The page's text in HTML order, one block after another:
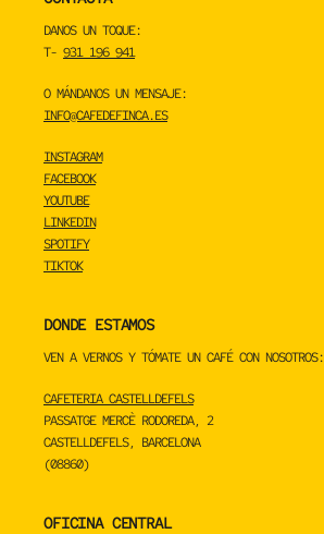
DANOS UN TOQUE:
T- 931 196 941
O MÁNDANOS UN MENSAJE:
INFO@CAFEDEFINCA.ES
INSTAGRAM
FACEBOOK
YOUTUBE
LINKEDIN
SPOTIFY
TIKTOK
DONDE ESTAMOS
VEN A VERNOS Y TÓMATE UN CAFÉ CON NOSOTROS:
CAFETERIA CASTELLDEFELS
PASSATGE MERCÈ RODOREDA, 2
CASTELLDEFELS, BARCELONA
(08860)
OFICINA CENTRAL